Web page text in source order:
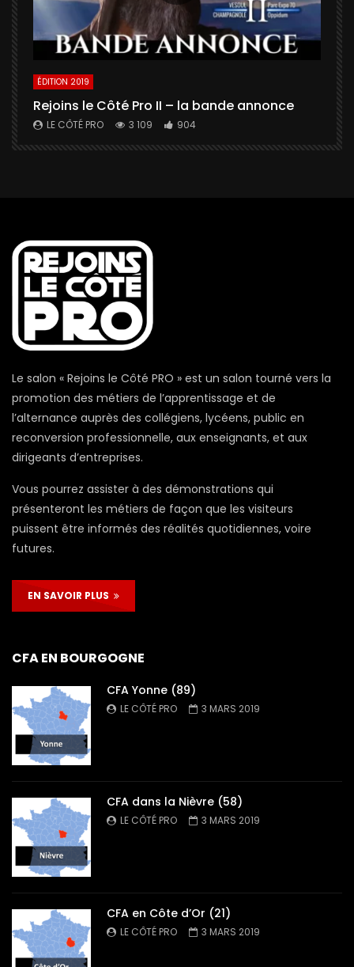
ÉDITION 2019
Rejoins le Côté Pro II – la bande annonce
LE CÔTÉ PRO 3 109 904
Le salon « Rejoins le Côté PRO » est un salon tourné vers la
promotion des métiers de l’apprentissage et de
l’alternance auprès des collégiens, lycéens, public en
reconversion professionnelle, aux enseignants, et aux
dirigeants d’entreprises.
Vous pourrez assister à des démonstrations qui
présenteront les métiers de façon que les visiteurs
puissent être informés des réalités quotidiennes, voire
futures.
EN SAVOIR PLUS
CFA EN BOURGOGNE
CFA Yonne (89)
LE CÔTÉ PRO 3 MARS 2019
CFA dans la Nièvre (58)
LE CÔTÉ PRO 3 MARS 2019
CFA en Côte d’Or (21)
LE CÔTÉ PRO 3 MARS 2019